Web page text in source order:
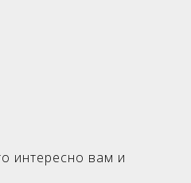
интересно вам и